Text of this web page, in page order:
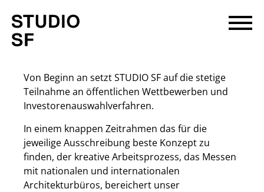
Von Beginn an setzt STUDIO SF auf die stetige
Teilnahme an öffentlichen Wettbewerben und
Investorenauswahlverfahren.
In einem knappen Zeitrahmen das für die
jeweilige Ausschreibung beste Konzept zu
finden, der kreative Arbeitsprozess, das Messen
mit nationalen und internationalen
Architekturbüros, bereichert unser